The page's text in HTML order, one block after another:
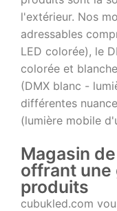
l'extérieur. Nos
adressables
LED colorée), le
colorée et
(DMX blanc -
différentes
(lumière mobile
Magasin
offrant une
produits
cubukled.com